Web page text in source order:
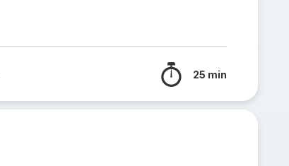
25 min